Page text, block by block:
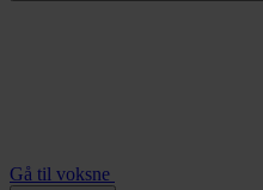
Gå til voksne